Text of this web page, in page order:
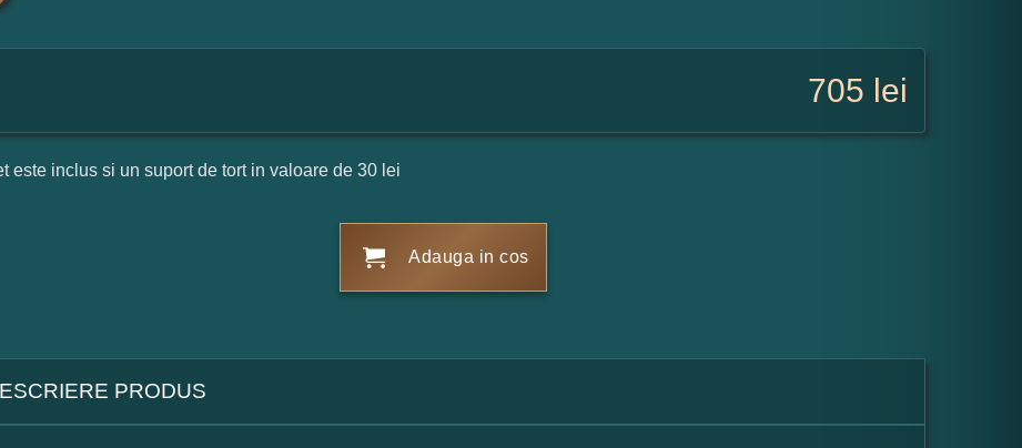
705 lei
este inclus si un suport de tort in valoare de 30 lei
Adauga in cos
PRODUS